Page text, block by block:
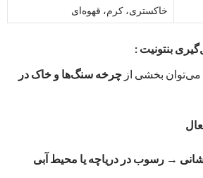
خاکستری، کرم، قهوه‌ای
بنتونیت :
می‌توان بخشی از چرخه سنگ‌ها و خاک در
→ رسوب در دریاچه یا محیط آبی